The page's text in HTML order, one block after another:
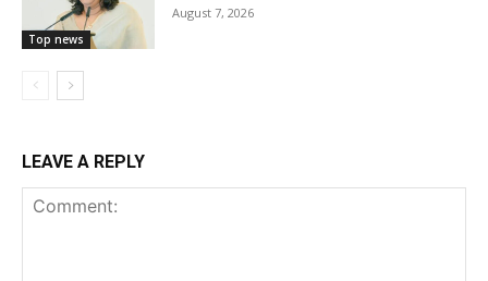
Top news
August 7, 2026
LEAVE A REPLY